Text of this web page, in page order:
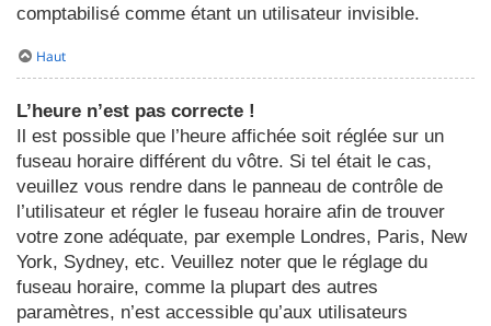
comptabilisé comme étant un utilisateur invisible.
Haut
L’heure n’est pas correcte !
Il est possible que l’heure affichée soit réglée sur un
fuseau horaire différent du vôtre. Si tel était le cas,
veuillez vous rendre dans le panneau de contrôle de
l’utilisateur et régler le fuseau horaire afin de trouver
votre zone adéquate, par exemple Londres, Paris, New
York, Sydney, etc. Veuillez noter que le réglage du
fuseau horaire, comme la plupart des autres
paramètres, n’est accessible qu’aux utilisateurs